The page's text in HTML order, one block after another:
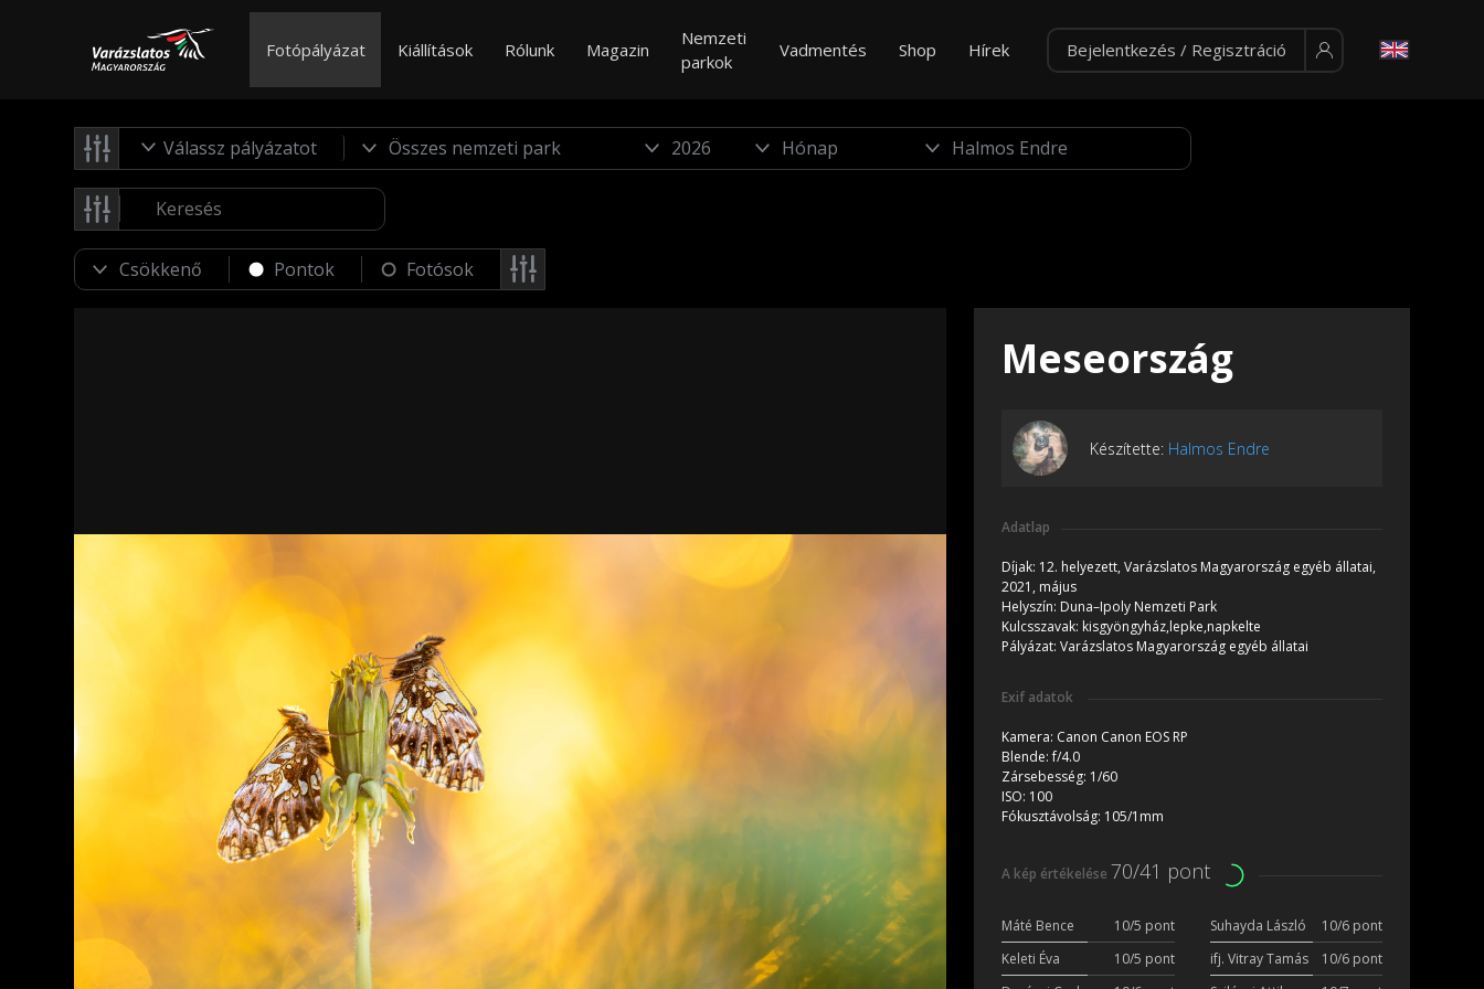
Fotópályázat Kiállítások Rólunk Magazin
Nemzeti
parkok
Vadmentés Shop Hírek Bejelentkezés / Regisztráció
Válassz pályázatot
Pontok Fotósok
Meseország
Készítette: Halmos Endre
Adatlap
Díjak: 12. helyezett, Varázslatos Magyarország egyéb állatai,
2021, május
Helyszín: Duna–Ipoly Nemzeti Park
Kulcsszavak: kisgyöngyház,lepke,napkelte
Pályázat: Varázslatos Magyarország egyéb állatai
Exif adatok
Kamera: Canon Canon EOS RP
Blende:f/4.0
Zársebesség: 1/60
ISO: 100
Fókusztávolság: 105/1mm
A kép értékelése 70/41 pont
Máté Bence 10/5 pont Suhayda László
10/6 pont
Keleti Éva
10/5 pont ifj. Vitray Tamás
10/6 pont